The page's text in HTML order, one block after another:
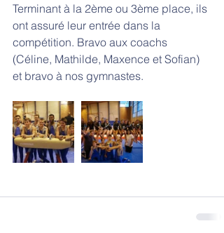
Terminant à la 2ème ou 3ème place, ils
ont assuré leur entrée dans la
compétition. Bravo aux coachs
(Céline, Mathilde, Maxence et Sofian)
et bravo à nos gymnastes.